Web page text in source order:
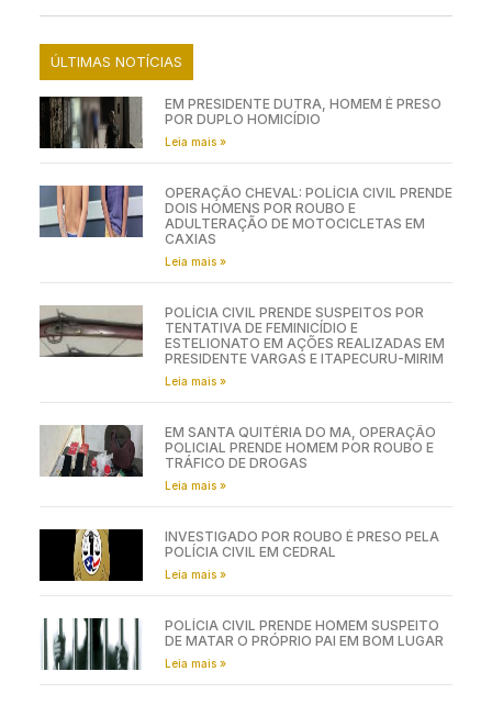
ÚLTIMAS NOTÍCIAS
EM PRESIDENTE DUTRA, HOMEM É PRESO
POR DUPLO HOMICÍDIO
Leia mais »
OPERAÇÃO CHEVAL: POLÍCIA CIVIL PRENDE
DOIS HOMENS POR ROUBO E
ADULTERAÇÃO DE MOTOCICLETAS EM
CAXIAS
Leia mais »
POLÍCIA CIVIL PRENDE SUSPEITOS POR
TENTATIVA DE FEMINICÍDIO E
ESTELIONATO EM AÇÕES REALIZADAS EM
PRESIDENTE VARGAS E ITAPECURU-MIRIM
Leia mais »
EM SANTA QUITÉRIA DO MA, OPERAÇÃO
POLICIAL PRENDE HOMEM POR ROUBO E
TRÁFICO DE DROGAS
Leia mais »
INVESTIGADO POR ROUBO É PRESO PELA
POLÍCIA CIVIL EM CEDRAL
Leia mais »
POLÍCIA CIVIL PRENDE HOMEM SUSPEITO
DE MATAR O PRÓPRIO PAI EM BOM LUGAR
Leia mais »